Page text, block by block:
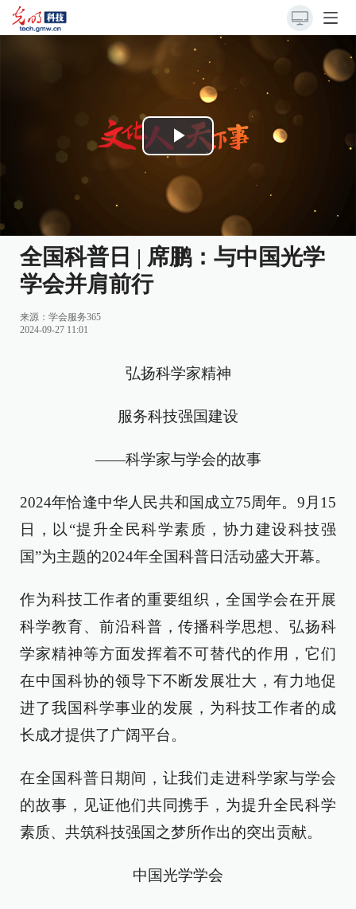
Play
Video
全国科普日 | 席鹏：与中国光学
学会并肩前行
来源： 学会服务365
2024-09-27 11:01
弘扬科学家精神
服务科技强国建设
——科学家与学会的故事
2024年恰逢中华人民共和国成立75周年。9月15
日，以“提升全民科学素质，协力建设科技强
国”为主题的2024年全国科普日活动盛大开幕。
作为科技工作者的重要组织，全国学会在开展
科学教育、前沿科普，传播科学思想、弘扬科
学家精神等方面发挥着不可替代的作用，它们
在中国科协的领导下不断发展壮大，有力地促
进了我国科学事业的发展，为科技工作者的成
长成才提供了广阔平台。
在全国科普日期间，让我们走进科学家与学会
的故事，见证他们共同携手，为提升全民科学
素质、共筑科技强国之梦所作出的突出贡献。
中国光学学会